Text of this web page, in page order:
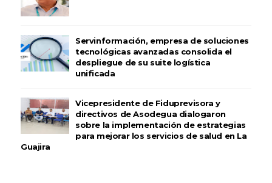
Servinformación, empresa de soluciones
tecnológicas avanzadas consolida el
despliegue de su suite logística
unificada
Vicepresidente de Fiduprevisora y
directivos de Asodegua dialogaron
sobre la implementación de estrategias
para mejorar los servicios de salud en La
Guajira